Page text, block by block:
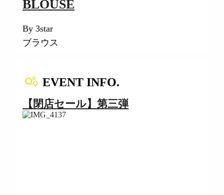
BLOUSE
By 3star
ブラウス
EVENT INFO.
【閉店セール】第三弾